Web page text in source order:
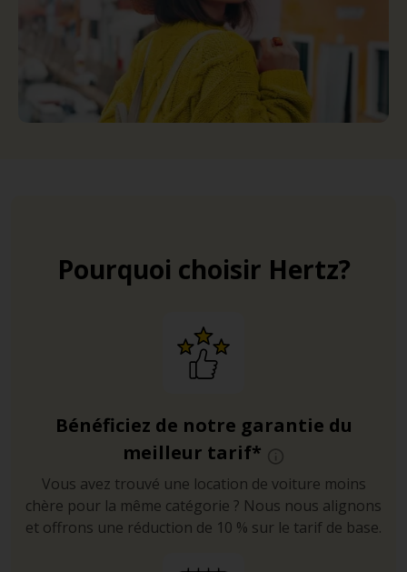
Pourquoi choisir Hertz?
Bénéficiez de notre garantie du
meilleur tarif*
Vous avez trouvé une location de voiture moins
chère pour la même catégorie ? Nous nous alignons
et offrons une réduction de 10 % sur le tarif de base.